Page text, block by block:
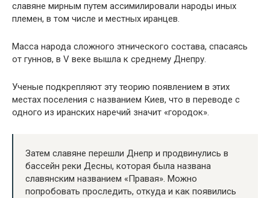
славяне мирным путем ассимилировали народы иных
племен, в том числе и местных иранцев.
Масса народа сложного этнического состава, спасаясь
от гуннов, в V веке вышла к среднему Днепру.
Ученые подкрепляют эту теорию появлением в этих
местах поселения с названием Киев, что в переводе с
одного из иранских наречий значит «городок».
Затем славяне перешли Днепр и продвинулись в
бассейн реки Десны, которая была названа
славянским названием «Правая». Можно
попробовать проследить, откуда и как появились